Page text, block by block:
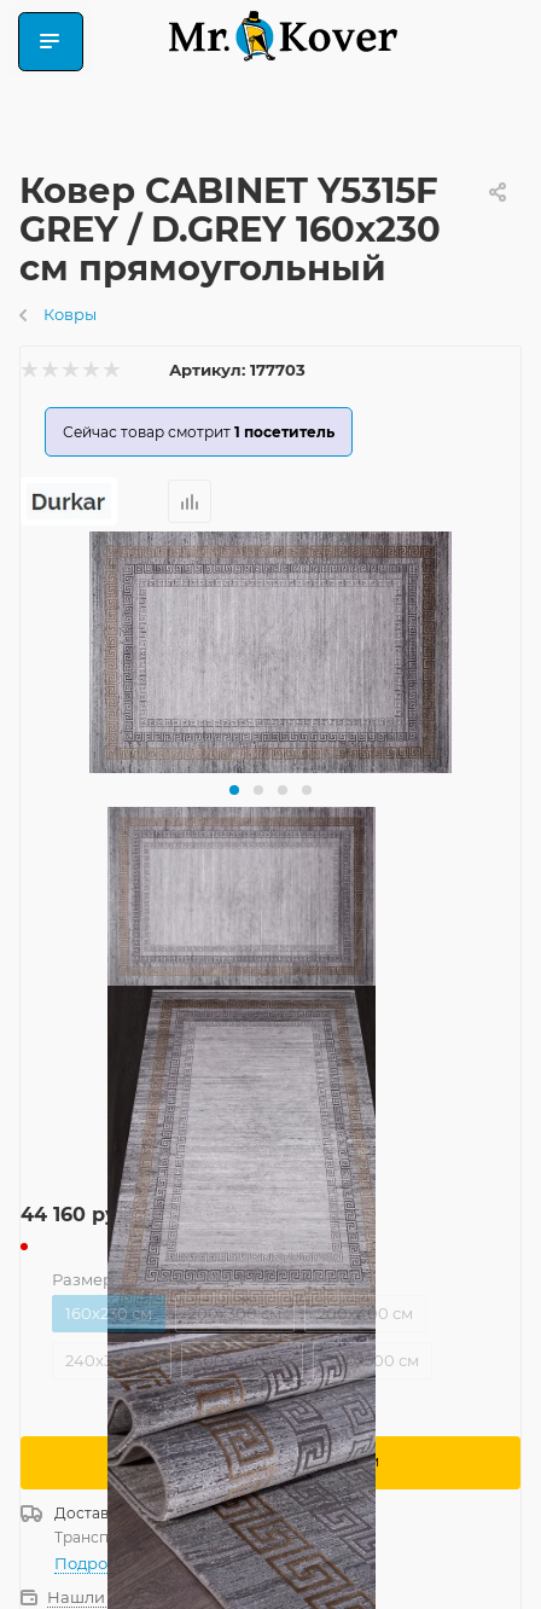
Ковер CABINET Y5315F
GREY / D.GREY 160x230
см прямоугольный
Ковры
Артикул: 177703
Сейчас товар смотрит 1 посетитель
44 160 руб.
Размер — 160x230 см
160x230 см
200x300 см 200x400 см
240x340 см 300x400 см 300x500 см
Сообщить о поступлении
Доставка Россия
Транспортной компанией—бесплатно
Подробнее
Нашли дешевле?